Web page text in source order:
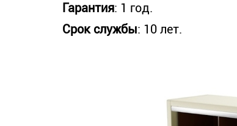
Гарантия: 1 год.
Срок службы: 10 лет.